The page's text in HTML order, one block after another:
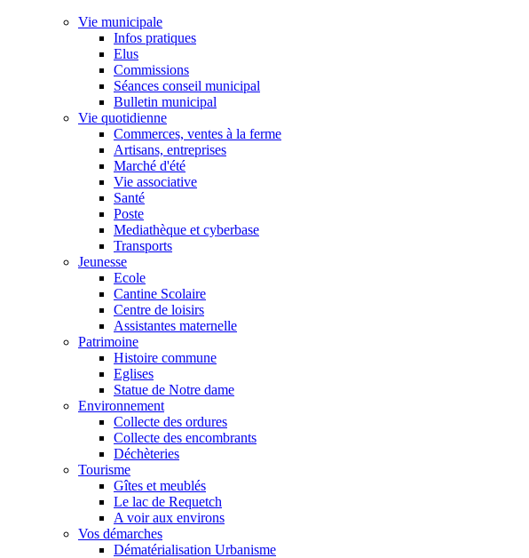
Vie municipale
Infos pratiques
Elus
Commissions
Séances conseil municipal
Bulletin municipal
Vie quotidienne
Commerces, ventes à la ferme
Artisans, entreprises
Marché d'été
Vie associative
Santé
Poste
Mediathèque et cyberbase
Transports
Jeunesse
Ecole
Cantine Scolaire
Centre de loisirs
Assistantes maternelle
Patrimoine
Histoire commune
Eglises
Statue de Notre dame
Environnement
Collecte des ordures
Collecte des encombrants
Déchèteries
Tourisme
Gîtes et meublés
Le lac de Requetch
A voir aux environs
Vos démarches
Dématérialisation Urbanisme